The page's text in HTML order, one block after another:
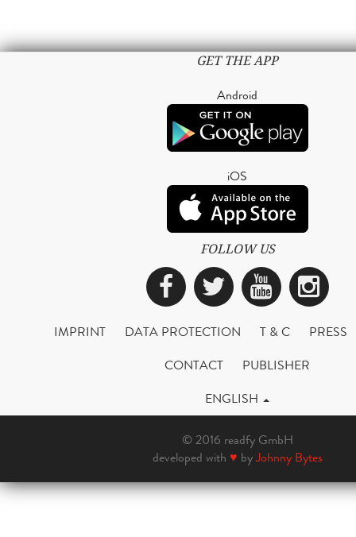
GET THE APP
Android
iOS
FOLLOW US
Facebook
Twitter
IMPRINT DATA PROTECTION T & C
PRESS
CONTACT
PUBLISHER
ENGLISH
© 2016 readfy GmbH
developed with ♥ byJohnny Bytes